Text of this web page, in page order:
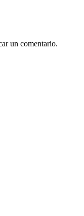
un comentario.